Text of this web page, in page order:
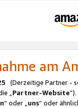
am
(Derzeitige Partner -
„Partner-Website
“ oder „uns“ oder